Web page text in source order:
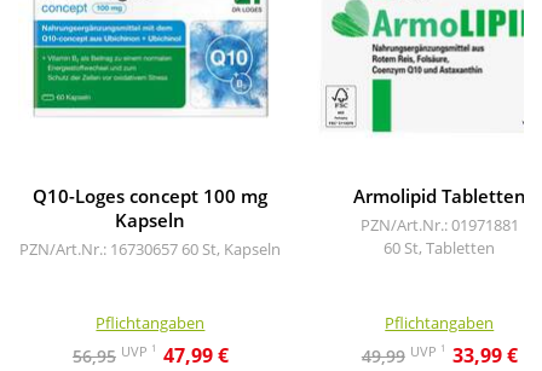
Q10-Loges concept 100 mg
Kapseln
PZN/Art.Nr.: 16730657 60 St, Kapseln
Pflichtangaben
56,95 UVP 1 47,99 €
Armolipid Tabletten
PZN/Art.Nr.: 01971881
60 St, Tabletten
Pflichtangaben
49,99 UVP 1 33,99 €